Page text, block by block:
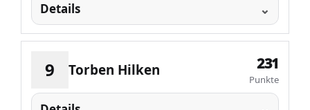
Details
9 Torben Hilken 231
Punkte